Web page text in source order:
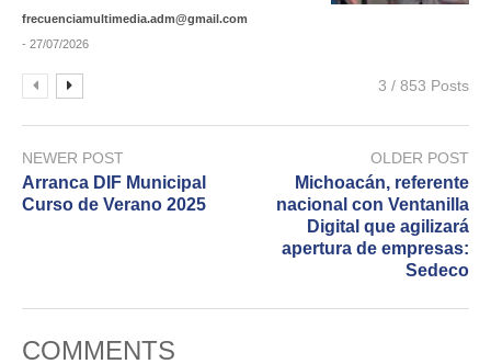
frecuenciamultimedia.adm@gmail.com
- 27/07/2026
3 / 853 Posts
NEWER POST
Arranca DIF Municipal
Curso de Verano 2025
OLDER POST
Michoacán, referente
nacional con Ventanilla
Digital que agilizará
apertura de empresas:
Sedeco
COMMENTS